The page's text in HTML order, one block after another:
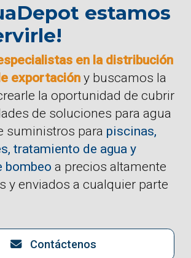
estamos
en la distribución
exportacióny buscamos la
la oportunidad de cubrir
de soluciones para agua
suministros para piscinas,
tratamiento de agua y
bombeo a precios altamente
y enviados a cualquier parte
Contáctenos